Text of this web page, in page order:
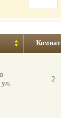
Комнат
2